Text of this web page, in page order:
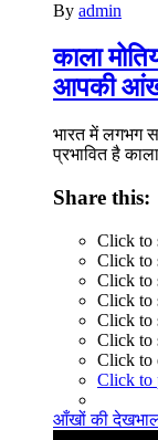
By admin
काला
आपकी
भारत में लगभग
प्रभावित है
Share this:
Click to
Click to
Click to
Click to
Click to
Click to
Click to
Click to
आँखों की